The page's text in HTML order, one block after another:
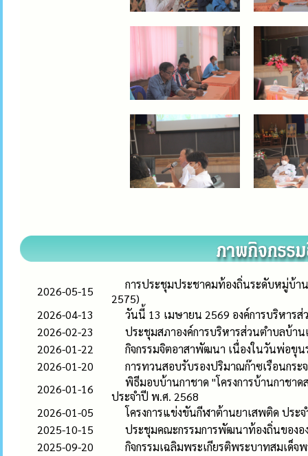
2026-05-15
การประชุมประชาคมท้องถิ่นระดับหมู่บ้
2575)
2026-04-13
วันนี้ 13 เมษายน 2569 องค์การบริหาร
2026-02-23
ประชุมสภาองค์การบริหารส่วนตำบลบ้าน
2026-01-22
กิจกรรมจิตอาสาพัฒนา เนื่องในวันพ่อขุ
2026-01-20
การทวนสอบรับรองปริมาณก๊าซเรือนกระ
2026-01-16
พิธีมอบบ้านกาชาด "โครงการบ้านกาชา
ประจำปี พ.ศ. 2568
2026-01-05
โครงการแข่งขันกีฬาต้านยาเสพติด ประ
2025-10-15
ประชุมคณะกรรมการพัฒนาท้องถิ่นของอ
2025-09-20
กิจกรรมเฉลิมพระเกียรติพระบาทสมเด็